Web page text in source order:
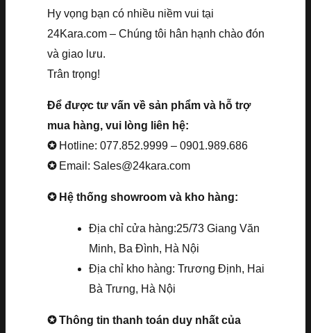
Hy vọng bạn có nhiều niềm vui tại
24Kara.com – Chúng tôi hân hạnh chào đón
và giao lưu.
Trân trọng!
Để được tư vấn về sản phẩm và hỗ trợ
mua hàng, vui lòng liên hệ:
✪ Hotline: 077.852.9999 – 0901.989.686
✪ Email: Sales@24kara.com
✪ Hệ thống showroom và kho hàng:
Địa chỉ cửa hàng:25/73 Giang Văn
Minh, Ba Đình, Hà Nội
Địa chỉ kho hàng: Trương Định, Hai
Bà Trưng, Hà Nội
✪ Thông tin thanh toán duy nhất của